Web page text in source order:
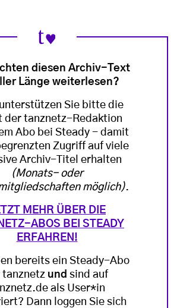
diesen Archiv-Text
Länge weiterlesen?
Sie bitte die
der tanznetz-Redaktion
Abo bei Steady - damit
Zugriff auf viele
Archiv-Titel erhalten
(Monats- oder
möglich).
MEHR ÜBER DIE
ABOS BEI STEADY
ERFAHREN!
bereits ein Steady-Abo
tanznetz und sind auf
als User*in
Dann loggen Sie sich